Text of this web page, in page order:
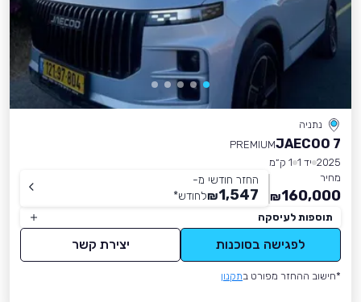
נתניה
JAECOO 7
PREMIUM
2025 יד 1
1 ק״מ
מחיר
160,000
₪
החזר חודשי מ-
1,547
₪לחודש*
תוספות לעיסקה
לפגישה בסוכנות יצירת קשר
*חישוב ההחזר מפורט בתקנון